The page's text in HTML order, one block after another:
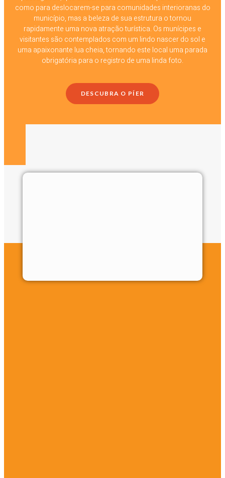
como para deslocarem-se para comunidades interioranas do
município, mas a beleza de sua estrutura o tornou
rapidamente uma nova atração turística. Os munícipes e
visitantes são contemplados com um lindo nascer do sol e
uma apaixonante lua cheia, tornando este local uma parada
obrigatória para o registro de uma linda foto.
DESCUBRA O PÍER